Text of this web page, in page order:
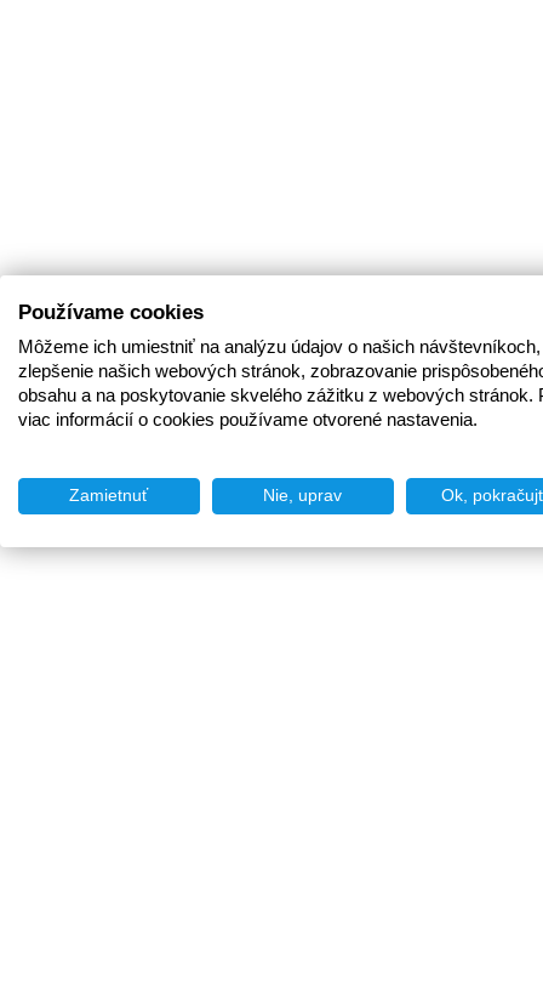
Používame cookies
Môžeme ich umiestniť na analýzu údajov o našich
zlepšenie našich webových stránok, zobrazovanie
obsahu a na poskytovanie skvelého zážitku z webových stránok.
viac informácií o cookies používame otvorené nastavenia.
Zamietnuť Nie, uprav Ok,